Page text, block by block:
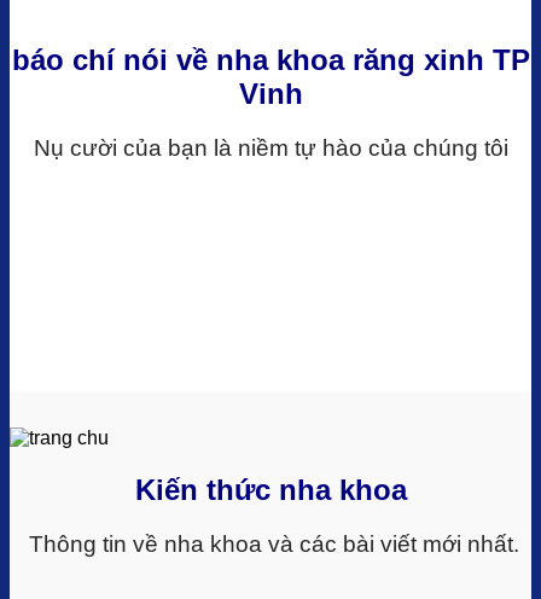
báo chí nói về nha khoa răng xinh TP
Vinh
Nụ cười của bạn là niềm tự hào của chúng tôi
Kiến thức nha khoa
Thông tin về nha khoa và các bài viết mới nhất.